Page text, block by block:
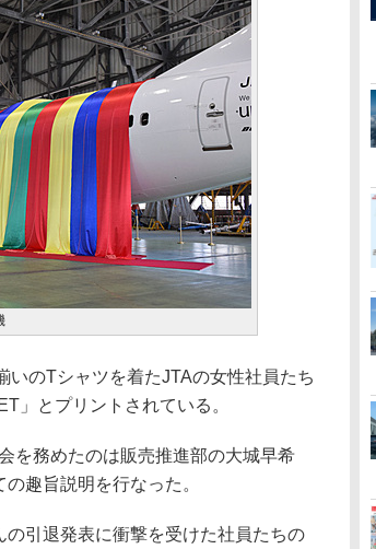
のTシャツを着たJTAの女性社員たち
」とプリントされている。
を務めたのは販売推進部の大城早希
趣旨説明を行なった。
引退発表に衝撃を受けた社員たちの